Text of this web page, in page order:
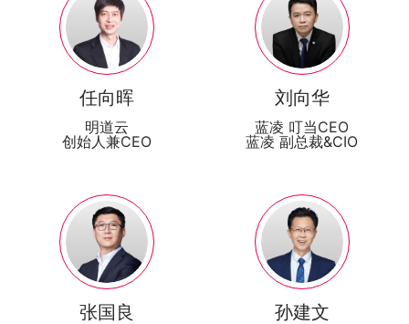
任向晖
明道云
创始人兼CEO
刘向华
蓝凌 叮当CEO
蓝凌 副总裁&CIO
张国良 孙建文